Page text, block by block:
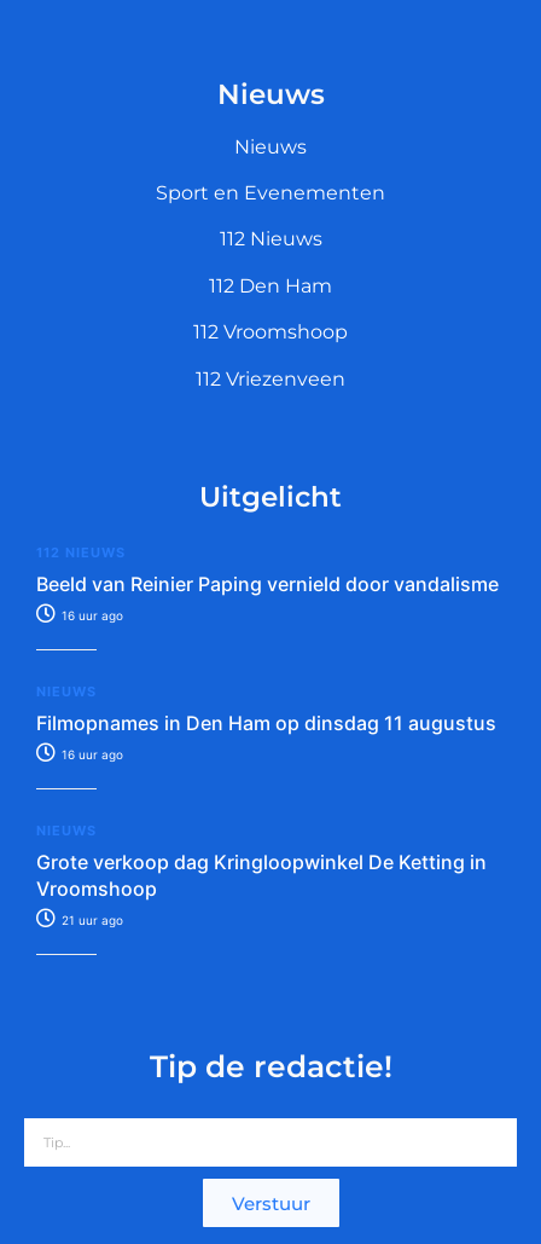
Nieuws
Nieuws
Sport en Evenementen
112 Nieuws
112 Den Ham
112 Vroomshoop
112 Vriezenveen
Uitgelicht
112 NIEUWS
Beeld van Reinier Paping vernield door vandalisme
16 uur ago
NIEUWS
Filmopnames in Den Ham op dinsdag 11 augustus
16 uur ago
NIEUWS
Grote verkoop dag Kringloopwinkel De Ketting in
Vroomshoop
21 uur ago
Tip de redactie!
Verstuur